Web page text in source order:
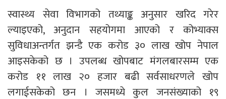
स्वास्थ्य सेवा विभागको तथ्याङ्क अनुसार खरिद गरेर
ल्याइएको, अनुदान सहयोगमा आएको र कोभ्याक्स
सुविधाअन्तर्गत झन्डै एक करोड ३० लाख खोप नेपाल
आइसकेको छ । उपलब्ध खोपबाट मंगलबारसम्म एक
करोड ११ लाख २० हजार बढी सर्वसाधरणले खोप
लगाईसकेको छन । जसमध्ये कुल जनसंख्याको १९